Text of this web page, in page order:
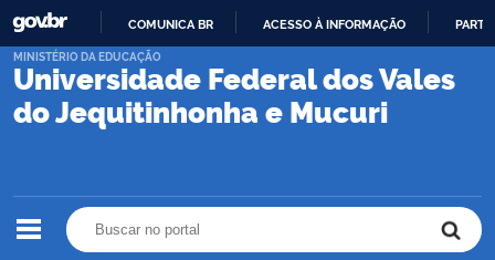
PARA
CONTEÚDO
COMUNICA BR ACESSO À INFORMAÇÃO
Universidade Federal dos Vales
do Jequitinhonha e Mucuri
MINISTÉRIO DA EDUCAÇÃO